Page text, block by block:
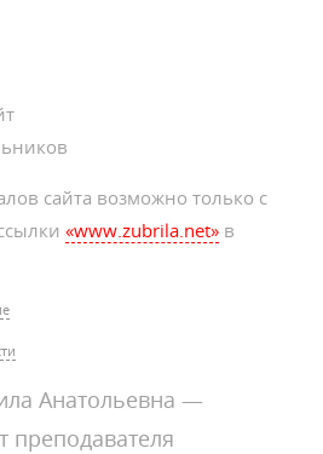
сайта возможно только с
«www.zubrila.net» в
Анатольевна —
преподавателя